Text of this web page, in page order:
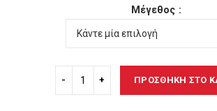
Μέγεθος
ΠΡΟΣΘΉΚΗ ΣΤΟ